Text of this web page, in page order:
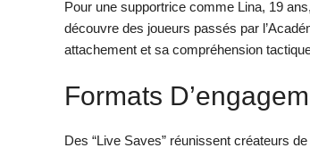
Pour une supportrice comme Lina, 19
découvre des joueurs passés par
attachement et sa compréhension
Formats
Des “Live Saves” réunissent créateurs